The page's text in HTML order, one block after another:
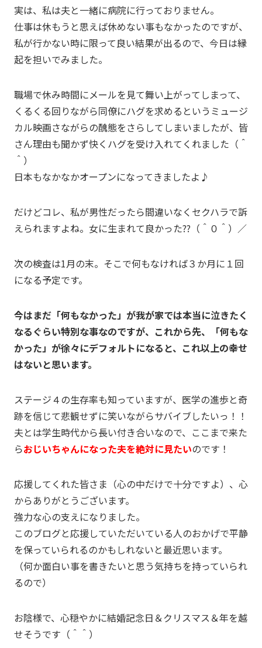
実は、私は夫と一緒に病院に行っておりません。
仕事は休もうと思えば休めない事もなかったのですが、
私が行かない時に限って良い結果が出るので、今日は縁
起を担いでみました。
職場で休み時間にメールを見て舞い上がってしまって、
くるくる回りながら同僚にハグを求めるというミュージ
カル映画さながらの醜態をさらしてしまいましたが、皆
さん理由も聞かず快くハグを受け入れてくれました（＾
＾）
日本もなかなかオープンになってきましたよ♪
だけどコレ、私が男性だったら間違いなくセクハラで訴
えられますよね。女に生まれて良かった??（＾０＾）／
次の検査は1月の末。そこで何もなければ３か月に１回
になる予定です。
今はまだ「何もなかった」が我が家では本当に泣きたく
なるぐらい特別な事なのですが、 これから先、「何もな
かった」が徐々にデフォルトになると、これ以上の幸せ
はないと思います。
ステージ４の生存率も知っていますが、医学の進歩と奇
跡を信じて悲観せずに笑いながらサバイブしたいっ！！
夫とは学生時代から長い付き合いなので、ここまで来た
らおじいちゃんになった夫を絶対に見たいのです！
応援してくれた皆さま（心の中だけで十分ですよ）、心
からありがとうございます。
強力な心の支えになりました。
このブログと応援していただいている人のおかげで平静
を保っていられるのかもしれないと最近思います。
（何か面白い事を書きたいと思う気持ちを持っていられ
るので）
お陰様で、心穏やかに結婚記念日＆クリスマス＆年を越
せそうです（＾＾）